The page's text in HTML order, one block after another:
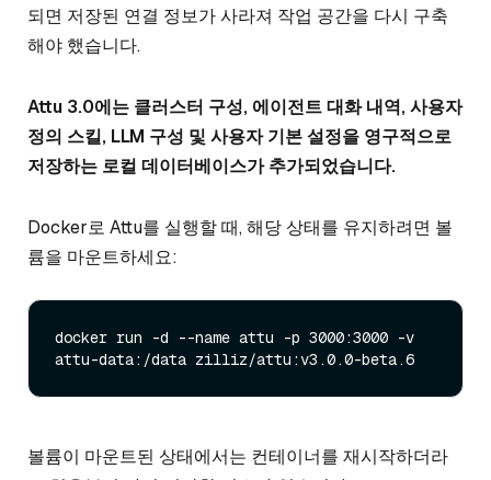
되면 저장된 연결 정보가 사라져 작업 공간을 다시 구축
해야 했습니다.
Attu 3.0에는 클러스터 구성, 에이전트 대화 내역, 사용자
정의 스킬, LLM 구성 및 사용자 기본 설정을 영구적으로
저장하는 로컬 데이터베이스가 추가되었습니다.
Docker로 Attu를 실행할 때, 해당 상태를 유지하려면 볼
륨을 마운트하세요:
docker run -d --name attu -p 3000:3000 -v
볼륨이 마운트된 상태에서는 컨테이너를 재시작하더라